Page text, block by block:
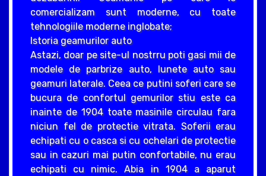
comercializam sunt moderne, cu toate
tehnologiile moderne inglobate;
Istoria geamurilor auto
Astazi, doar pe site-ul nostrru poti gasi mii de
modele de parbrize auto, lunete auto sau
geamuri laterale. Ceea ce putini soferi care se
bucura de confortul gemurilor stiu este ca
inainte de 1904 toate masinile circulau fara
niciun fel de protectie vitrata. Soferii erau
echipati cu o casca si cu ochelari de protectie
sau in cazuri mai putin confortabile, nu erau
echipati cu nimic. Abia in 1904 a aparut